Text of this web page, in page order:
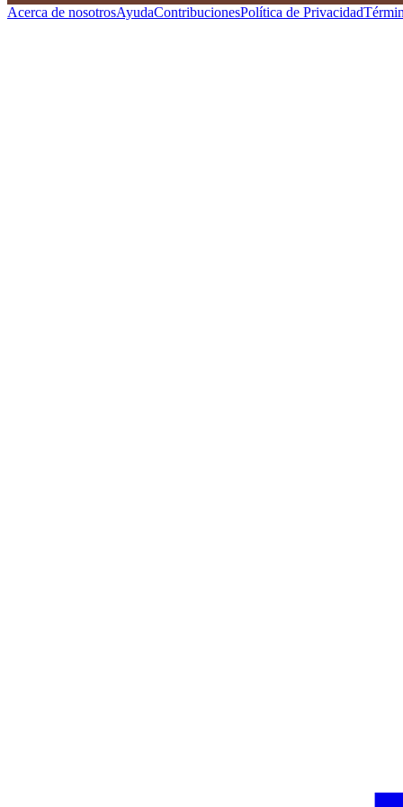
Acerca de nosotrosAyudaContribucionesPolítica de Privacidad